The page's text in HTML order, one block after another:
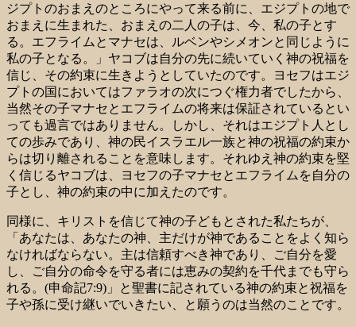
ジプトのおまえのところにやって来る前に、エジプトの地で
おまえに生まれた、おまえの二人の子は、今、私の子とす
る。エフライムとマナセは、ルベンやシメオンと同じように
私の子となる。」ヤコブは自分の先に続いていく神の祝福を
信じ、その約束に生きようとしていたのです。ヨセフはエジ
プトの国においてはファラオの次につぐ権力者でしたから、
当然その子マナセとエフライムの将来は保証されているとい
っても過言ではありません。しかし、それはエジプト人とし
ての歩みであり、神の民イスラエル一族と神の祝福の約束か
らは切り離されることを意味します。それゆえ神の約束を堅
く信じるヤコブは、ヨセフの子マナセとエフライムを自分の
子とし、神の約束の中に加えたのです。
同様に、キリストを信じて神の子どもとされた私たちが、
「あなたは、あなたの神、主だけが神であることをよく知ら
なければならない。主は信頼すべき神であり、ご自分を愛
し、ご自分の命令を守る者には恵みの契約を千代までも守ら
れる。(申命記7:9)」と聖書に記されている神の約束と祝福を
子や孫に受け継いでいきたい、と願うのは当然のことです。